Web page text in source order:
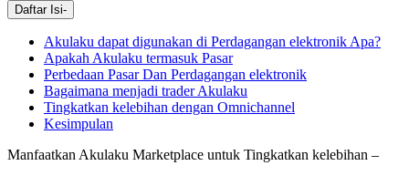
Daftar Isi-
Akulaku dapat digunakan di Perdagangan elektronik Apa?
Apakah Akulaku termasuk Pasar
Perbedaan Pasar Dan Perdagangan elektronik
Bagaimana menjadi trader Akulaku
Tingkatkan kelebihan dengan Omnichannel
Kesimpulan
Manfaatkan Akulaku Marketplace untuk Tingkatkan kelebihan –